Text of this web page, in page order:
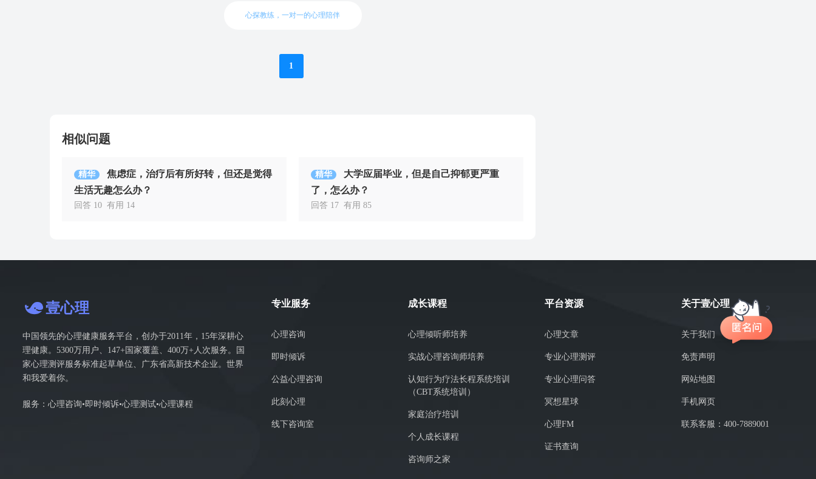
心探教练，一对一的心理陪伴
1
相似问题
精华
生活无趣怎么办？
回答 10 有用 14
精华
了，怎么办？
回答 17 有用 85
壹心理
中国领先的心理健康服务平台，创办于2011年，15年深耕心
理健康。5300万用户、147+国家覆盖、400万+人次服务。国
家心理测评服务标准起草单位、广东省高新技术企业。世界
和我爱着你。
服务：心理咨询•即时倾诉•心理测试•心理课程
专业服务
心理咨询
即时倾诉
公益心理咨询
此刻心理
线下咨询室
成长课程
心理倾听师培养
实战心理咨询师培养
认知行为疗法长程系统培训
（CBT系统培训）
家庭治疗培训
个人成长课程
咨询师之家
平台资源
心理文章
专业心理测评
专业心理问答
冥想星球
心理FM
证书查询
关于壹心理
关于我们
免责声明
网站地图
手机网页
联系客服：400-7889001